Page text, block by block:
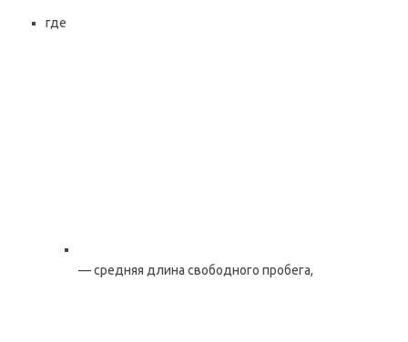
где
— средняя длина свободного пробега,